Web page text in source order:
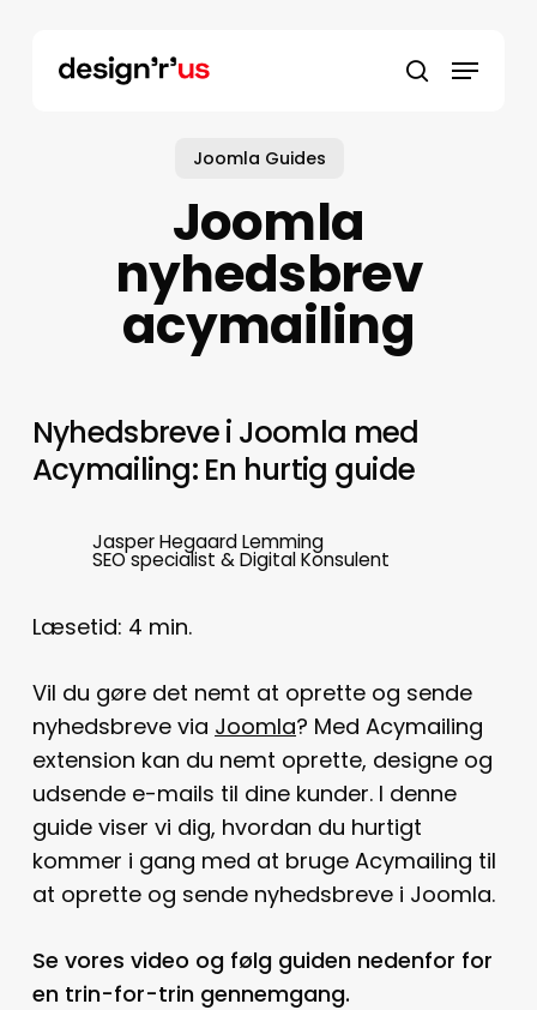
Joomla Guides
Joomla
nyhedsbrev
acymailing
Nyhedsbreve i Joomla med
Acymailing: En hurtig guide
Jasper Hegaard Lemming
SEO specialist & Digital Konsulent
Læsetid: 4 min.
Vil du gøre det nemt at oprette og sende
nyhedsbreve via Joomla? Med Acymailing
extension kan du nemt oprette, designe og
udsende e-mails til dine kunder. I denne
guide viser vi dig, hvordan du hurtigt
kommer i gang med at bruge Acymailing til
at oprette og sende nyhedsbreve i Joomla.
Se vores video og følg guiden nedenfor for
en trin-for-trin gennemgang.